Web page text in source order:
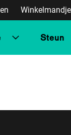
Winkelmandje
Steun